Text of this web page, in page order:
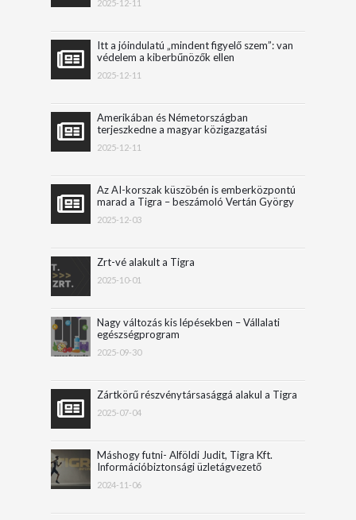
2025-12-11
Itt a jóindulatú „mindent figyelő szem”: van
védelem a kiberbűnözők ellen
2025-12-11
Amerikában és Németországban
terjeszkedne a magyar közigazgatási
2025-12-11
Az AI-korszak küszöbén is emberközpontú
marad a Tigra – beszámoló Vertán György
2025-12-03
Zrt-vé alakult a Tigra
2025-10-01
Nagy változás kis lépésekben – Vállalati
egészségprogram
2025-09-30
Zártkörű részvénytársasággá alakul a Tigra
2025-07-04
Máshogy futni- Alföldi Judit, Tigra Kft.
Információbiztonsági üzletágvezető
2024-11-06